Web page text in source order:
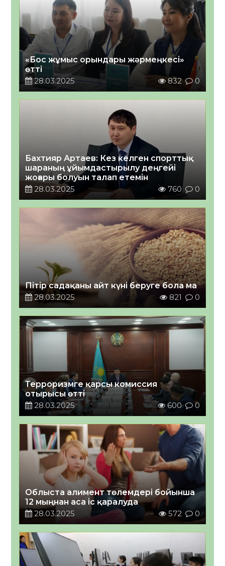
«Бос жұмыс орындары жәрмеңкесі»
өтті
28.03.2025
832 0
Бахтияр Артаев: Кез келген спорттық
шараның ұйымдастырылу деңгейі
жоғары болуын талап етемін
28.03.2025
760 0
Пітір садақаны айт күні беруге бола ма
28.03.2025
821 0
Терроризмге қарсы комиссия
отырысы өтті
28.03.2025
600 0
Облыста алимент төлемдері бойынша
12 мыңнан аса іс қаралуда
28.03.2025
572 0